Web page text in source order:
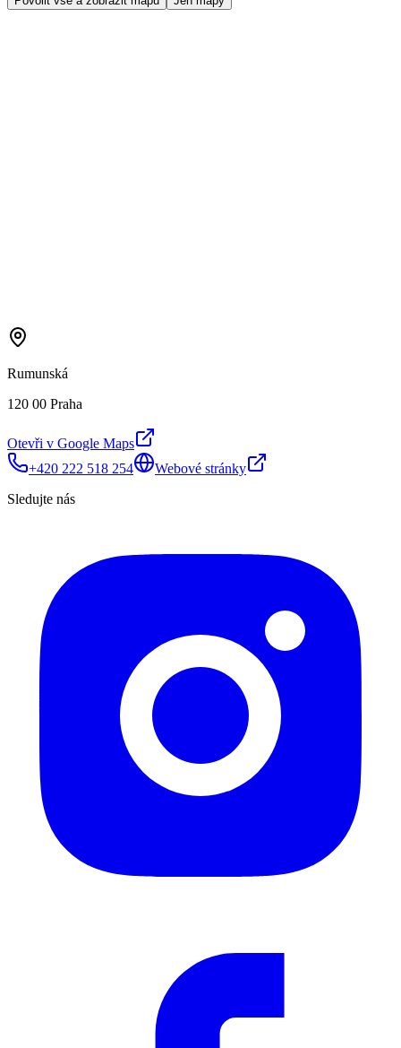
Rumunská
120 00 Praha
Otevři v Google Maps
+420 222 518 254
Webové stránky
Sledujte nás